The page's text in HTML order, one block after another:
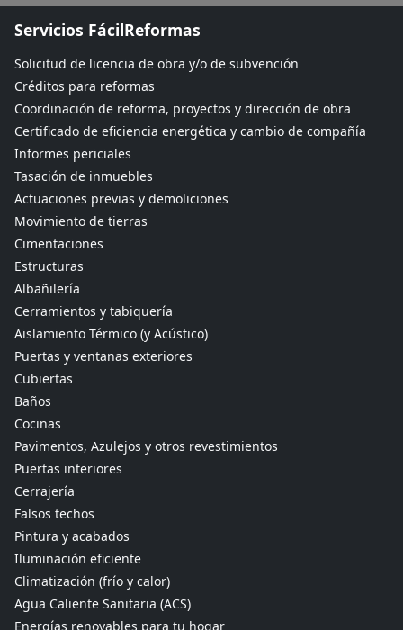
Servicios FácilReformas
Solicitud de licencia de obra y/o de subvención
Créditos para reformas
Coordinación de reforma, proyectos y dirección de obra
Certificado de eficiencia energética y cambio de compañía
Informes periciales
Tasación de inmuebles
Actuaciones previas y demoliciones
Movimiento de tierras
Cimentaciones
Estructuras
Albañilería
Cerramientos y tabiquería
Aislamiento Térmico (y Acústico)
Puertas y ventanas exteriores
Cubiertas
Baños
Cocinas
Pavimentos, Azulejos y otros revestimientos
Puertas interiores
Cerrajería
Falsos techos
Pintura y acabados
Iluminación eficiente
Climatización (frío y calor)
Agua Caliente Sanitaria (ACS)
Energías renovables para tu hogar